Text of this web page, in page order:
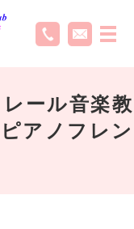
ール音楽教
アノフレン